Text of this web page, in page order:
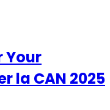
Your
la CAN 2025